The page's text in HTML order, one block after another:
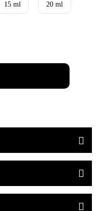
15 ml 20 ml